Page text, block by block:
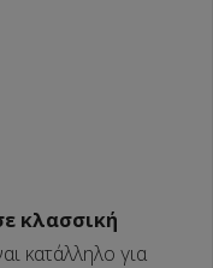
κλασσική
κατάλληλο για